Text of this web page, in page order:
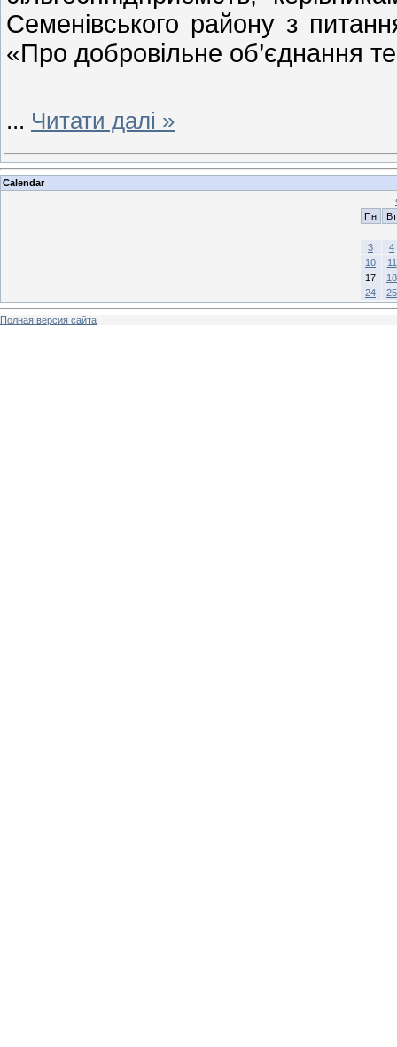
Семенівського району з
«Про добровільне об’єднання
... Читати далі »
Calendar
Пн
Вт
3
4
10
11
17
18
24
25
Полная версия сайта